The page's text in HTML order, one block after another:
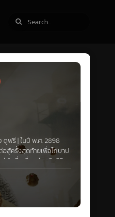
ดูฟรี | ในปี พ.ศ. 2898
สู้ครั้งสุดท้ายเพื่อไถ่บาป
ตัว ซึ่งเบื่อหน่ายกับชีวิต